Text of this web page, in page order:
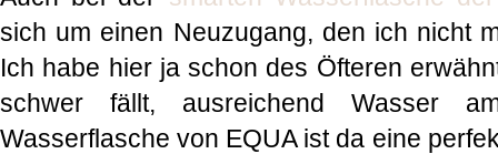
sich um einen Neuzugang, den ich nicht
Ich habe hier ja schon des Öfteren
schwer fällt, ausreichend Wasser
Wasserflasche von EQUA ist da eine